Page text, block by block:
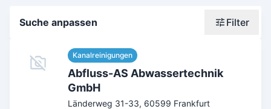
Suche anpassen Filter
Wonach suchst du?
Stadt oder Postleitzahl
Umkreis in Km
Kanalreinigungen
Abfluss-AS Abwassertechnik
GmbH
Länderweg 31-33, 60599 Frankfurt